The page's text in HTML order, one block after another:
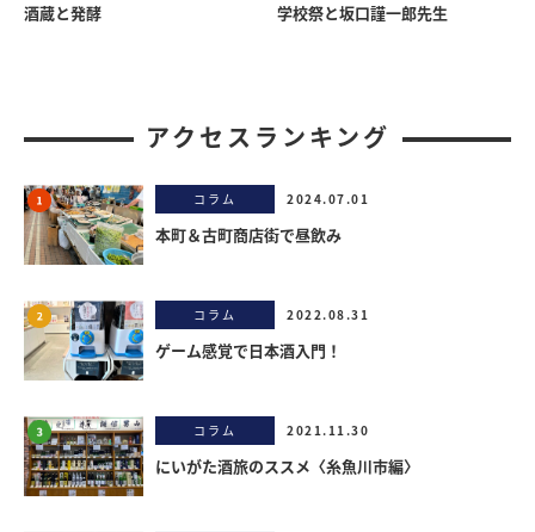
酒蔵と発酵 学校祭と坂口謹一郎先生
アクセスランキング
本町＆古町商店街で昼飲み
コラム 2024.07.01
ゲーム感覚で日本酒入門！
コラム 2022.08.31
にいがた酒旅のススメ〈糸魚川市編〉
コラム 2021.11.30